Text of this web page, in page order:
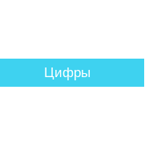
Цифры